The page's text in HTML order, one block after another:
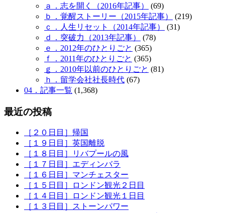
ａ．志を開く（2016年記事）
(69)
ｂ．覚醒ストーリー（2015年記事）
(219)
ｃ．人生リセット（2014年記事）
(31)
ｄ．突破力（2013年記事）
(78)
ｅ．2012年のひとりごと (365)
ｆ．2011年のひとりごと (365)
ｇ．2010年以前のひとりごと (81)
ｈ．留学会社社長時代 (67)
04．記事一覧 (1,368)
最近の投稿
［２０日目］帰国
［１９日目］英国離脱
［１８日目］リバプールの風
［１７日目］エディンバラ
［１６日目］マンチェスター
［１５日目］ロンドン観光２日目
［１４日目］ロンドン観光１日目
［１３日目］ストーンパワー